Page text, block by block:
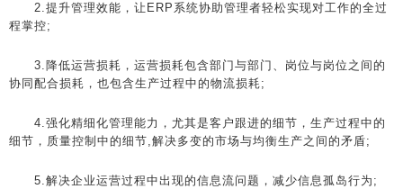
2.提升管理效能，让ERP系统协助管理者轻松实现对工作的全过
程掌控;
3.降低运营损耗，运营损耗包含部门与部门、岗位与岗位之间的
协同配合损耗，也包含生产过程中的物流损耗;
4.强化精细化管理能力，尤其是客户跟进的细节，生产过程中的
细节，质量控制中的细节,解决多变的市场与均衡生产之间的矛盾;
5.解决企业运营过程中出现的信息流问题，减少信息孤岛行为;